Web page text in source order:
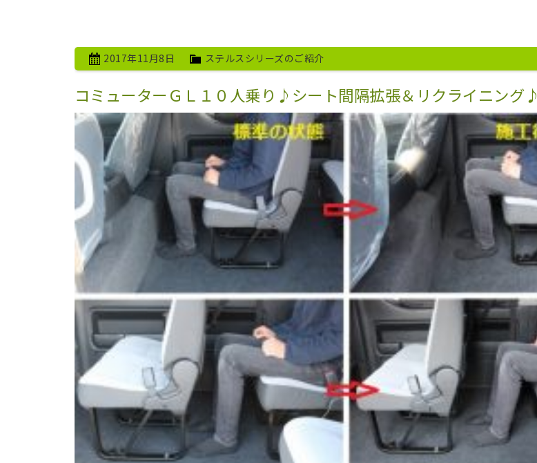
2017年11月8日 ステルスシリーズのご紹介
コミューターＧＬ１０人乗り♪シート間隔拡張＆リクライニング♪